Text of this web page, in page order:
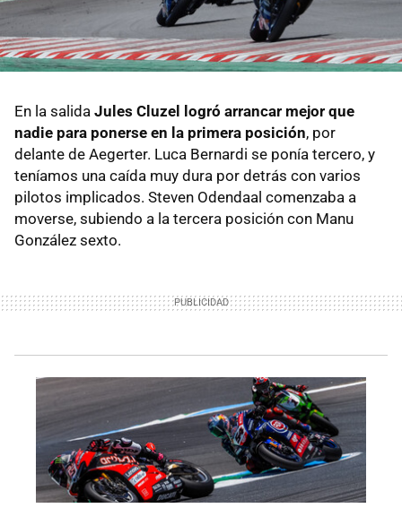
En la salida Jules Cluzel logró arrancar mejor que
nadie para ponerse en la primera posición, por
delante de Aegerter. Luca Bernardi se ponía tercero, y
teníamos una caída muy dura por detrás con varios
pilotos implicados. Steven Odendaal comenzaba a
moverse, subiendo a la tercera posición con Manu
González sexto.